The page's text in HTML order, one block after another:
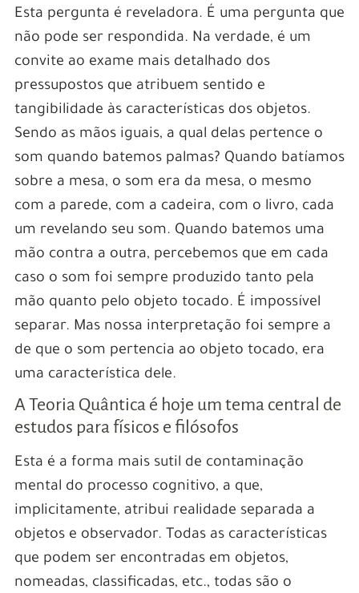
Esta pergunta é reveladora. É uma pergunta que
não pode ser respondida. Na verdade, é um
convite ao exame mais detalhado dos
pressupostos que atribuem sentido e
tangibilidade às características dos objetos.
Sendo as mãos iguais, a qual delas pertence o
som quando batemos palmas? Quando batíamos
sobre a mesa, o som era da mesa, o mesmo
com a parede, com a cadeira, com o livro, cada
um revelando seu som. Quando batemos uma
mão contra a outra, percebemos que em cada
caso o som foi sempre produzido tanto pela
mão quanto pelo objeto tocado. É impossível
separar. Mas nossa interpretação foi sempre a
de que o som pertencia ao objeto tocado, era
uma característica dele.
A Teoria Quântica é hoje um tema central de
estudos para físicos e filósofos
Esta é a forma mais sutil de contaminação
mental do processo cognitivo, a que,
implicitamente, atribui realidade separada a
objetos e observador. Todas as características
que podem ser encontradas em objetos,
nomeadas, classificadas, etc., todas são o